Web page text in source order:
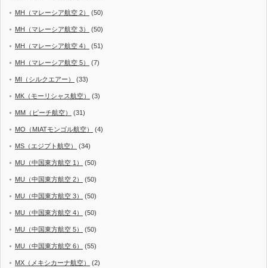
MH（マレーシア航空 2） (50)
MH（マレーシア航空 3） (50)
MH（マレーシア航空 4） (51)
MH（マレーシア航空 5） (7)
MI（シルクエアー） (33)
MK（モーリシャス航空） (3)
MM（ピーチ航空） (31)
MO（MIATモンゴル航空） (4)
MS（エジプト航空） (34)
MU（中国東方航空 1） (50)
MU（中国東方航空 2） (50)
MU（中国東方航空 3） (50)
MU（中国東方航空 4） (50)
MU（中国東方航空 5） (50)
MU（中国東方航空 6） (55)
MX（メキシカーナ航空） (2)